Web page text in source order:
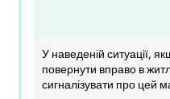
У наведеній ситуації,
повернути вправо в
сигналізувати про цей